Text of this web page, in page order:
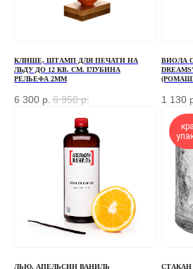
КЛИШЕ, ШТАМП ДЛЯ ПЕЧАТИ НА
ЛЬДУ ДО 12 КВ. СМ. ГЛУБИНА
РЕЛЬЕФА 2ММ
6 300 р. 6 950 р.
ВИОЛА
1 130
ЛЬЮ, АПЕЛЬСИН ВАНИЛЬ
ОТПРАВИТЬ
+7 (966) 077-55-50
Г. МОСКВА, ДЕРБЕНЕВСКАЯ